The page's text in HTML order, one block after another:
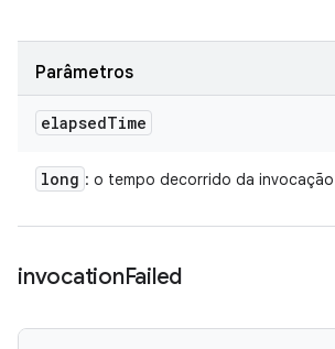
Parâmetros
elapsedTime
long : o tempo decorrido da invocação
invocationFailed